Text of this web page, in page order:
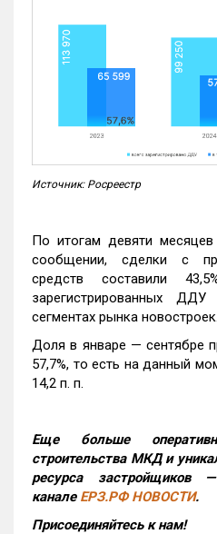
Источник: Росреестр
По итогам девяти
сообщении, сделки с
средств составили
зарегистрированных
сегментах рынка новостроек.
Доля в январе — сентябре
57,7%, то есть на данный
14,2 п. п.
Еще больше
строительства МКД и
ресурса
канале ЕРЗ.РФ НОВОСТИ.
Присоединяйтесь к нам!